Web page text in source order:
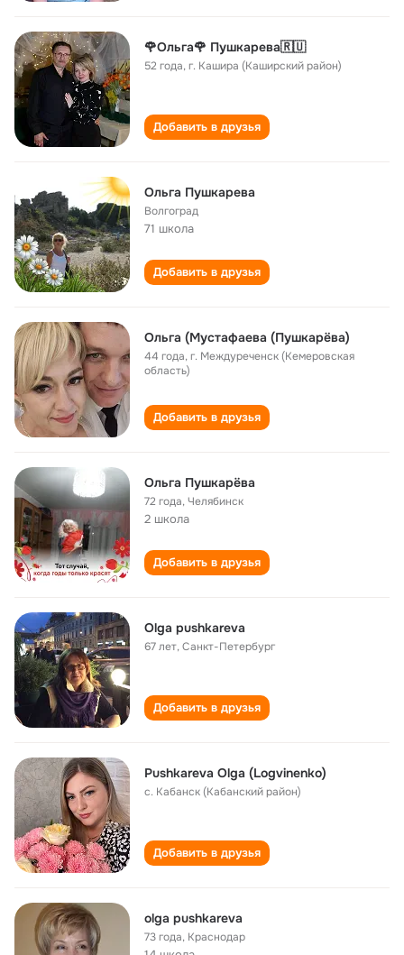
🌹Ольга🌹 Пушкарева🇷🇺
52 года,г. Кашира (Каширский район)
Добавить в друзья
Ольга Пушкарева
Волгоград
71 школа
Добавить в друзья
Ольга (Мустафаева (Пушкарëва)
44 года,г. Междуреченск (Кемеровская
область)
Добавить в друзья
Ольга Пушкарёва
72 года,Челябинск
2 школа
Добавить в друзья
Olga pushkareva
67 лет,Санкт-Петербург
Добавить в друзья
Pushkareva Olga (Logvinenko)
с. Кабанск (Кабанский район)
Добавить в друзья
olga pushkareva
73 года, Краснодар